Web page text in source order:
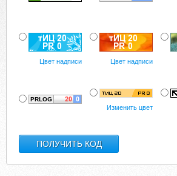
Цвет надписи Цвет надписи
Изменить цвет